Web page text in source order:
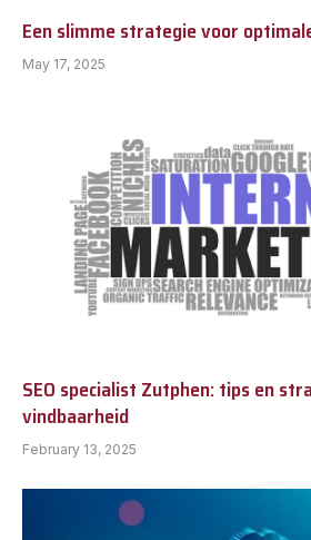
Een slimme strategie voor
May 17, 2025
SEO specialist Zutphen: tips en
vindbaarheid
February 13, 2025